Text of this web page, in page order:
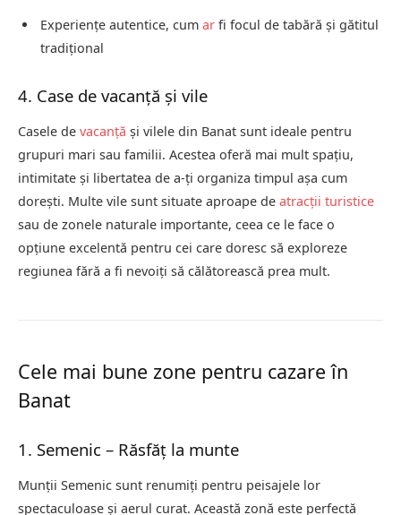
Experiențe autentice, cum ar fi focul de tabără și gătitul
tradițional
4. Case de vacanță și vile
Casele de vacanță și vilele din Banat sunt ideale pentru
grupuri mari sau familii. Acestea oferă mai mult spațiu,
intimitate și libertatea de a-ți organiza timpul așa cum
dorești. Multe vile sunt situate aproape de atracții turistice
sau de zonele naturale importante, ceea ce le face o
opțiune excelentă pentru cei care doresc să exploreze
regiunea fără a fi nevoiți să călătorească prea mult.
Cele mai bune zone pentru cazare în
Banat
1. Semenic – Răsfăț la munte
Munții Semenic sunt renumiți pentru peisajele lor
spectaculoase și aerul curat. Această zonă este perfectă